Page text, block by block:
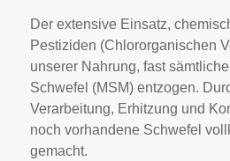
Der extensive Einsatz,
Pestiziden (Chlororganischen
unserer Nahrung, fast
Schwefel (MSM) entzogen.
Verarbeitung, Erhitzung und
noch vorhandene Schwefel
gemacht.